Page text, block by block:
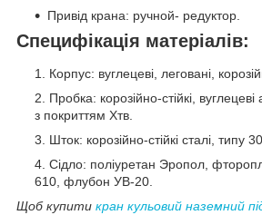
Привід крана: ручной- редуктор.
Специфікація матеріалів:
Корпус: вуглецеві, леговані,
Пробка: корозійно-стійкі, вуглецеві
з покриттям Хтв.
Шток: корозійно-стійкі сталі, типу
Сідло: поліуретан Эропол,
610, флубон УВ-20.
Щоб купити кран кульовий наземний